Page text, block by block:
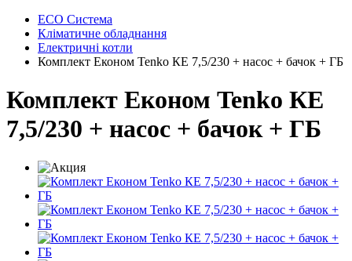
ECO Система
Кліматичне обладнання
Електричні котли
Комплект Економ Tenko КЕ 7,5/230 + насос + бачок + ГБ
Комплект Економ Tenko КЕ
7,5/230 + насос + бачок + ГБ